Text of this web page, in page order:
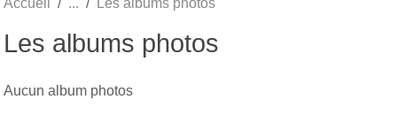
Les albums photos
Aucun album photos